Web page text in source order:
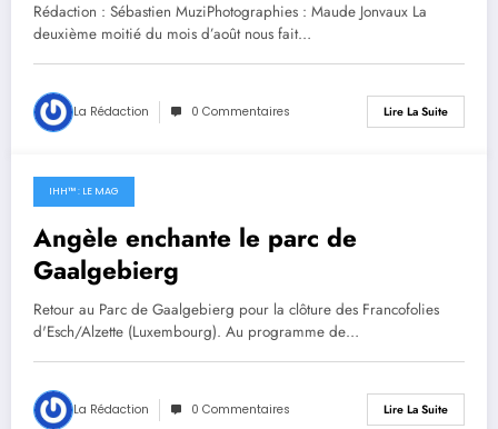
Rédaction : Sébastien MuziPhotographies : Maude Jonvaux La
deuxième moitié du mois d’août nous fait…
La Rédaction 0 Commentaires Lire La Suite
12 juin 2023
IHH™ : LE MAG
Angèle enchante le parc de
Gaalgebierg
Retour au Parc de Gaalgebierg pour la clôture des Francofolies
d'Esch/Alzette (Luxembourg). Au programme de…
La Rédaction 0 Commentaires Lire La Suite